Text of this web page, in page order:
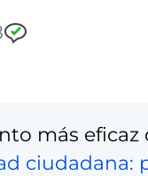
más
ciudadana: